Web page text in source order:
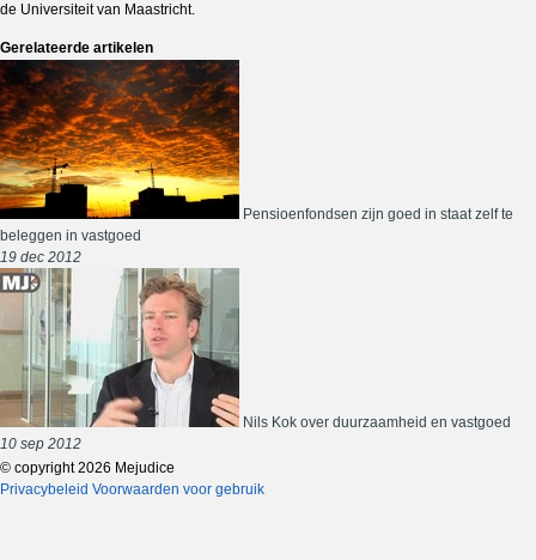
de Universiteit van Maastricht.
Gerelateerde artikelen
Pensioenfondsen zijn goed in staat zelf te
beleggen in vastgoed
19 dec 2012
Nils Kok over duurzaamheid en vastgoed
10 sep 2012
© copyright 2026 Mejudice
Privacybeleid Voorwaarden voor gebruik